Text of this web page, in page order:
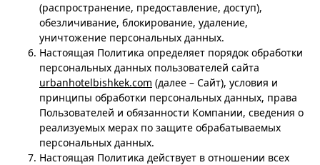
(распространение, предоставление, доступ),
обезличивание, блокирование, удаление,
уничтожение персональных данных.
Настоящая Политика определяет порядок обработки
персональных данных пользователей сайта
urbanhotelbishkek.com (далее – Сайт), условия и
принципы обработки персональных данных, права
Пользователей и обязанности Компании, сведения о
реализуемых мерах по защите обрабатываемых
персональных данных.
Настоящая Политика действует в отношении всех